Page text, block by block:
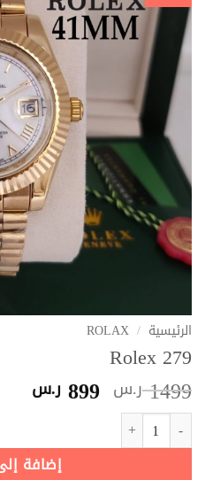
الرئيسية /
ROLAX
Rolex 279
1499 ر.س السعر
الأصلي
1499 ر.س.
899 ر.س
899 ر.س.إضافة